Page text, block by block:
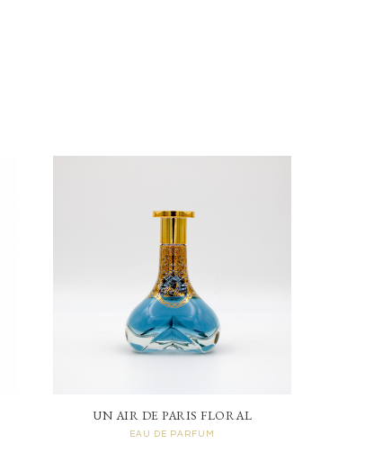
UN AIR DE PARIS FLORAL
EAU DE PARFUM